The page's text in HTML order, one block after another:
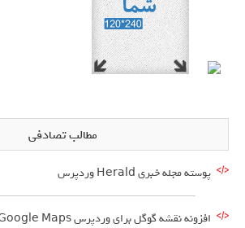
مطالب تصادفی
پوسته مجله خبری Herald وردپرس
افزونه نقشه گوگل برای وردپرس WP Google Maps